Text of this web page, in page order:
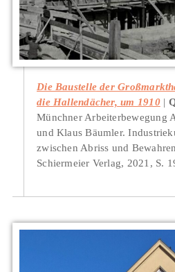
Die Baustelle der
die Hallendächer, um 1910
Münchner Arbeiterbewegung
und Klaus Bäumler.
zwischen Abriss und
Schiermeier Verlag, 2021, S.